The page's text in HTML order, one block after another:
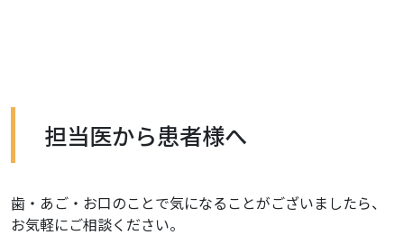
担当医から患者様へ
歯・あご・お口のことで気になることがございましたら、
お気軽にご相談ください。